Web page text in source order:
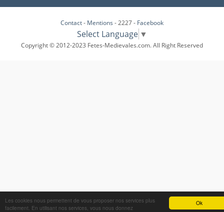
Ok
Les cookies nous permettent de vous proposer nos services plus
facilement. En utilisant nos services, vous nous donnez
Contact- Mentions - 2227 - Facebook
Select Language ▼
Copyright © 2012-2023 Fetes-Medievales.com. All Right Reserved